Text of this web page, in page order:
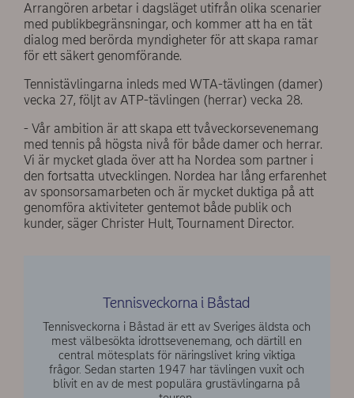
Arrangören arbetar i dagsläget utifrån olika scenarier
med publikbegränsningar, och kommer att ha en tät
dialog med berörda myndigheter för att skapa ramar
för ett säkert genomförande.
Tennistävlingarna inleds med WTA-tävlingen (damer)
vecka 27, följt av ATP-tävlingen (herrar) vecka 28.
- Vår ambition är att skapa ett tvåveckorsevenemang
med tennis på högsta nivå för både damer och herrar.
Vi är mycket glada över att ha Nordea som partner i
den fortsatta utvecklingen. Nordea har lång erfarenhet
av sponsorsamarbeten och är mycket duktiga på att
genomföra aktiviteter gentemot både publik och
kunder, säger Christer Hult, Tournament Director.
Tennisveckorna i Båstad
Tennisveckorna i Båstad är ett av Sveriges äldsta och
mest välbesökta idrottsevenemang, och därtill en
central mötesplats för näringslivet kring viktiga
frågor. Sedan starten 1947 har tävlingen vuxit och
blivit en av de mest populära grustävlingarna på